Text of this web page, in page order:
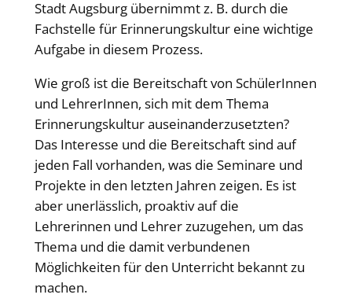
Stadt Augsburg übernimmt z. B. durch die
Fachstelle für Erinnerungskultur eine wichtige
Aufgabe in diesem Prozess.
Wie groß ist die Bereitschaft von SchülerInnen
und LehrerInnen, sich mit dem Thema
Erinnerungskultur auseinanderzusetzten?
Das Interesse und die Bereitschaft sind auf
jeden Fall vorhanden, was die Seminare und
Projekte in den letzten Jahren zeigen. Es ist
aber unerlässlich, proaktiv auf die
Lehrerinnen und Lehrer zuzugehen, um das
Thema und die damit verbundenen
Möglichkeiten für den Unterricht bekannt zu
machen.